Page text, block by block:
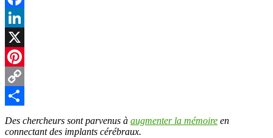
Facebook
LinkedIn
X
Pinterest
Copy
Link
Partager
Des chercheurs sont parvenus à augmenter la mémoire en
connectant des implants cérébraux.